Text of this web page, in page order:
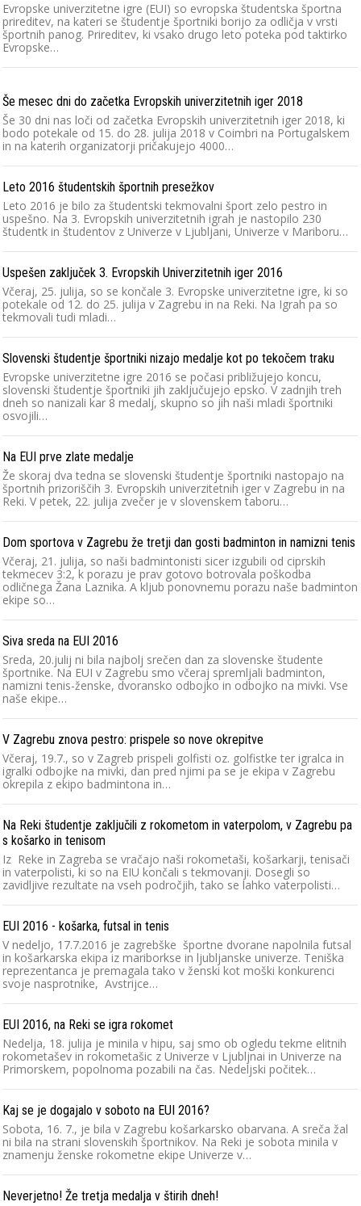
Evropske univerzitetne igre (EUI) so evropska študentska športna
prireditev, na kateri se študentje športniki borijo za odličja v vrsti
športnih panog. Prireditev, ki vsako drugo leto poteka pod taktirko
Evropske…
Še mesec dni do začetka Evropskih univerzitetnih iger 2018
Še 30 dni nas loči od začetka Evropskih univerzitetnih iger 2018, ki
bodo potekale od 15. do 28. julija 2018 v Coimbri na Portugalskem
in na katerih organizatorji pričakujejo 4000…
Leto 2016 študentskih športnih presežkov
Leto 2016 je bilo za študentski tekmovalni šport zelo pestro in
uspešno. Na 3. Evropskih univerzitetnih igrah je nastopilo 230
študentk in študentov z Univerze v Ljubljani, Univerze v Mariboru…
Uspešen zaključek 3. Evropskih Univerzitetnih iger 2016
Včeraj, 25. julija, so se končale 3. Evropske univerzitetne igre, ki so
potekale od 12. do 25. julija v Zagrebu in na Reki. Na Igrah pa so
tekmovali tudi mladi…
Slovenski študentje športniki nizajo medalje kot po tekočem traku
Evropske univerzitetne igre 2016 se počasi približujejo koncu,
slovenski študentje športniki jih zaključujejo epsko. V zadnjih treh
dneh so nanizali kar 8 medalj, skupno so jih naši mladi športniki
osvojili…
Na EUI prve zlate medalje
Že skoraj dva tedna se slovenski študentje športniki nastopajo na
športnih prizoriščih 3. Evropskih univerzitetnih iger v Zagrebu in na
Reki. V petek, 22. julija zvečer je v slovenskem taboru…
Dom sportova v Zagrebu že tretji dan gosti badminton in namizni tenis
Včeraj, 21. julija, so naši badmintonisti sicer izgubili od ciprskih
tekmecev 3:2, k porazu je prav gotovo botrovala poškodba
odličnega Žana Laznika. A kljub ponovnemu porazu naše badminton
ekipe so…
Siva sreda na EUI 2016
Sreda, 20.julij ni bila najbolj srečen dan za slovenske študente
športnike. Na EUI v Zagrebu smo včeraj spremljali badminton,
namizni tenis-ženske, dvoransko odbojko in odbojko na mivki. Vse
naše ekipe…
V Zagrebu znova pestro: prispele so nove okrepitve
Včeraj, 19.7., so v Zagreb prispeli golfisti oz. golfistke ter igralca in
igralki odbojke na mivki, dan pred njimi pa se je ekipa v Zagrebu
okrepila z ekipo badmintona in…
Na Reki študentje zaključili z rokometom in vaterpolom, v Zagrebu pa
s košarko in tenisom
Iz Reke in Zagreba se vračajo naši rokometaši, košarkarji, tenisači
in vaterpolisti, ki so na EIU končali s tekmovanji. Dosegli so
zavidljive rezultate na vseh področjih, tako se lahko vaterpolisti…
EUI 2016 - košarka, futsal in tenis
V nedeljo, 17.7.2016 je zagrebške športne dvorane napolnila futsal
in košarkarska ekipa iz mariborkse in ljubljanske univerze. Teniška
reprezentanca je premagala tako v ženski kot moški konkurenci
svoje nasprotnike, Avstrijce…
EUI 2016, na Reki se igra rokomet
Nedelja, 18. julija je minila v hipu, saj smo ob ogledu tekme elitnih
rokometašev in rokometašic z Univerze v Ljubljnai in Univerze na
Primorskem, popolnoma pozabili na čas. Nedeljski počitek…
Kaj se je dogajalo v soboto na EUI 2016?
Sobota, 16. 7., je bila v Zagrebu košarkarsko obarvana. A sreča žal
ni bila na strani slovenskih športnikov. Na Reki je sobota minila v
znamenju ženske rokometne ekipe Univerze v…
Neverjetno! Že tretja medalja v štirih dneh!